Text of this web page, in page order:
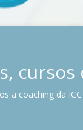
a coaching da ICC